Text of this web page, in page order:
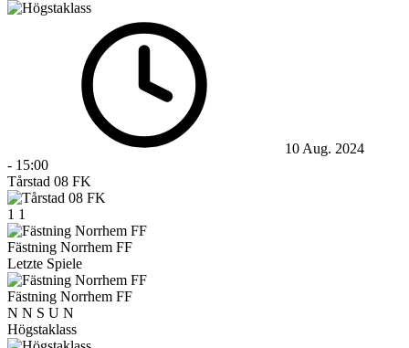
10 Aug. 2024
- 15:00
Tårstad 08 FK
1 1
Fästning Norrhem FF
Letzte Spiele
Fästning Norrhem FF
N N S U N
Högstaklass